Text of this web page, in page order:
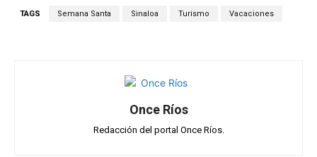
b
gr
p
TAGS Semana Santa Sinaloa Turismo Vacaciones
Once Ríos
Redacción del portal Once Ríos.